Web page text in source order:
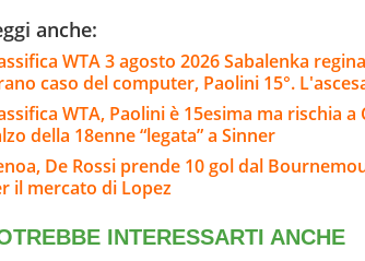
anche:
WTA 3 agosto 2026 Sabalenka
caso del computer, Paolini 15°.
WTA, Paolini è 15esima ma rischia
della 18enne “legata” a Sinner
De Rossi prende 10 gol dal
il mercato di Lopez